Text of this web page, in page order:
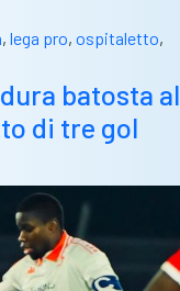
, lega pro, ospitaletto,
batosta al
di tre gol